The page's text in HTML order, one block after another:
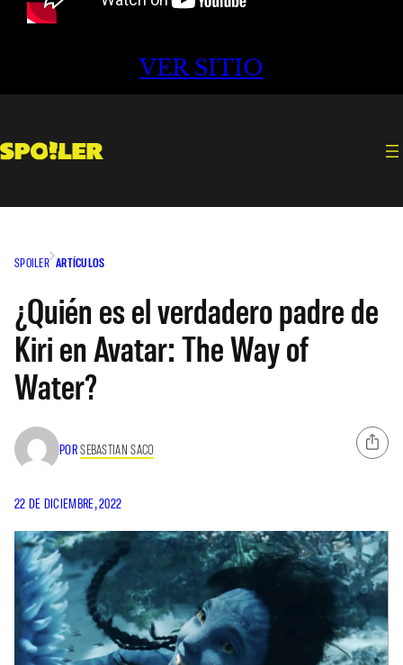
VER SITIO
SPOILER ARTÍCULOS
¿Quién es el verdadero padre de
Kiri en Avatar: The Way of
Water?
PORSEBASTIAN SACO
22 DE DICIEMBRE, 2022